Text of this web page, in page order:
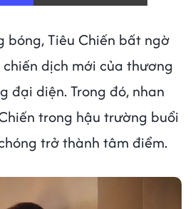
bóng, Tiêu Chiến bất ngờ
dịch mới của thương
đại diện. Trong đó, nhan
trong hậu trường buổi
trở thành tâm điểm.